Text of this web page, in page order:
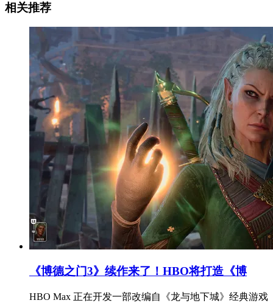
相关推荐
《博德之门3》续作来了！HBO将打造《博
HBO Max 正在开发一部改编自《龙与地下城》经典游戏